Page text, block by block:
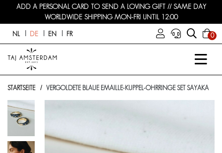
ADD A PERSONAL CARD TO SEND A LOVING GIFT // SAME DAY
WORLDWIDE SHIPPING MON-FRI UNTIL 12:00
NL DE EN FR 0
STARTSEITE VERGOLDETE BLAUE EMAILLE-KUPPEL-OHRRINGE SET SAYAKA